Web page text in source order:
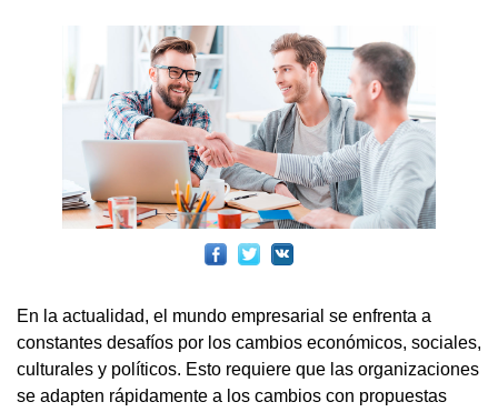
En la actualidad, el mundo empresarial se enfrenta a
constantes desafíos por los cambios económicos, sociales,
culturales y políticos. Esto requiere que las organizaciones
se adapten rápidamente a los cambios con propuestas